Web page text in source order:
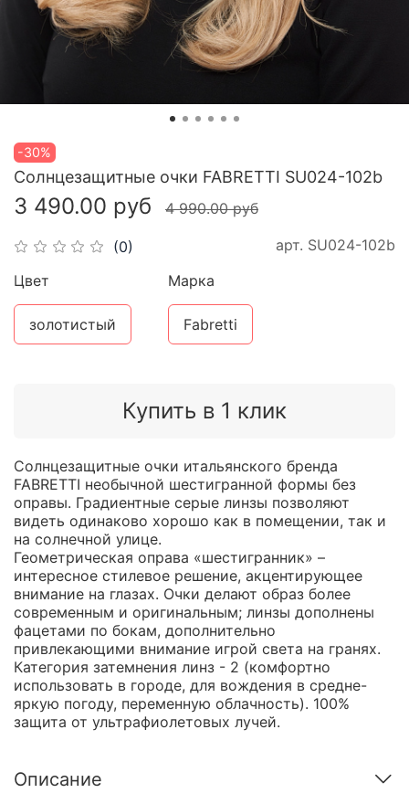
-30%
(0) арт. SU024-102b
Cолнцезащитные очки FABRETTI SU024-102b
3 490.00 руб 4 990.00 руб
Купить в 1 клик
Цвет
золотистый
Марка
Fabretti
Солнцезащитные очки итальянского бренда
FABRETTI необычной шестигранной формы без
оправы. Градиентные серые линзы позволяют
видеть одинаково хорошо как в помещении, так и
на солнечной улице.
Геометрическая оправа «шестигранник» –
интересное стилевое решение, акцентирующее
внимание на глазах. Очки делают образ более
современным и оригинальным; линзы дополнены
фацетами по бокам, дополнительно
привлекающими внимание игрой света на гранях.
Категория затемнения линз - 2 (комфортно
использовать в городе, для вождения в средне-
яркую погоду, переменную облачность). 100%
защита от ультрафиолетовых лучей.
Описание